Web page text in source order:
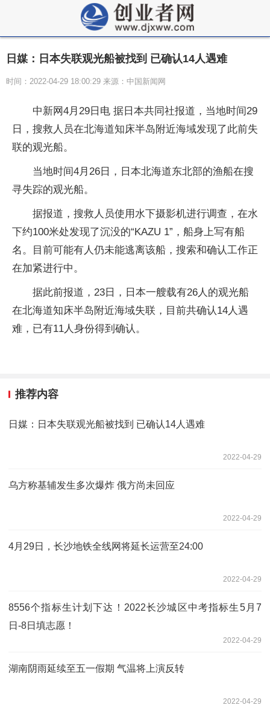
日媒：日本失联观光船被找到 已确认14人遇难
时间：2022-04-29 18:00:29 来源：中国新闻网
中新网4月29日电 据日本共同社报道，当地时间29
日，搜救人员在北海道知床半岛附近海域发现了此前失
联的观光船。
当地时间4月26日，日本北海道东北部的渔船在搜
寻失踪的观光船。
据报道，搜救人员使用水下摄影机进行调查，在水
下约100米处发现了沉没的“KAZU 1”，船身上写有船
名。目前可能有人仍未能逃离该船，搜索和确认工作正
在加紧进行中。
据此前报道，23日，日本一艘载有26人的观光船
在北海道知床半岛附近海域失联，目前共确认14人遇
难，已有11人身份得到确认。
推荐内容
日媒：日本失联观光船被找到 已确认14人遇难
2022-04-29
乌方称基辅发生多次爆炸 俄方尚未回应
2022-04-29
4月29日，长沙地铁全线网将延长运营至24:00
2022-04-29
8556个指标生计划下达！2022长沙城区中考指标生5月7
日-8日填志愿！
2022-04-29
湖南阴雨延续至五一假期 气温将上演反转
2022-04-29